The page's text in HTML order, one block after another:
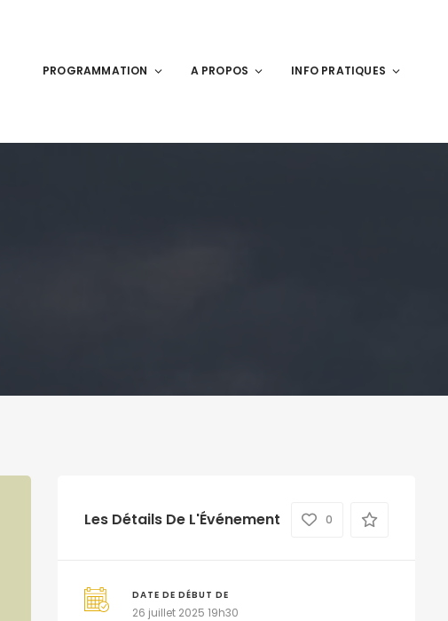
PROGRAMMATION A PROPOS INFO PRATIQUES
Les Détails De L'Événement 0
DATE DE DÉBUT DE
26 juillet 2025 19h30